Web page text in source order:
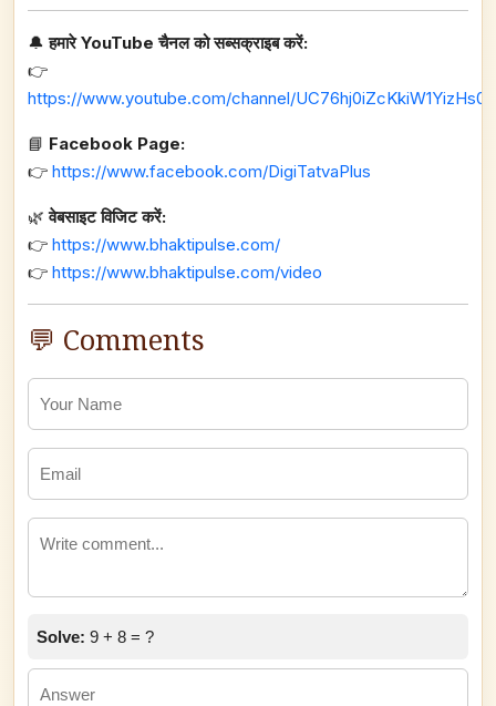
🔔हमारे YouTube चैनल को सब्सक्राइब करें:
👉
https://www.youtube.com/channel/
📘 Facebook Page:
👉 https://www.facebook.com/DigiTatvaPlus
🌿वेबसाइट विजिट करें:
👉 https://www.bhaktipulse.com/
👉 https://www.bhaktipulse.com/video
💬 Comments
Solve: 9 + 8 = ?